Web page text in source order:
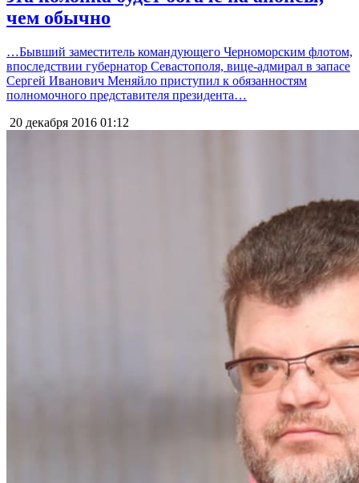
чем обычно
…Бывший заместитель командующего Черноморским флотом,
впоследствии губернатор Севастополя, вице-адмирал в запасе
Сергей Иванович Меняйло приступил к обязанностям
полномочного представителя президента…
20 декабря 2016 01:12